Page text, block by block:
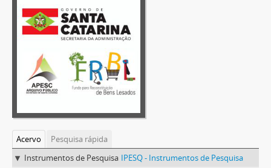
Acervo
Pesquisa rápida
Instrumentos de Pesquisa IPESQ - Instrumentos de Pesquisa